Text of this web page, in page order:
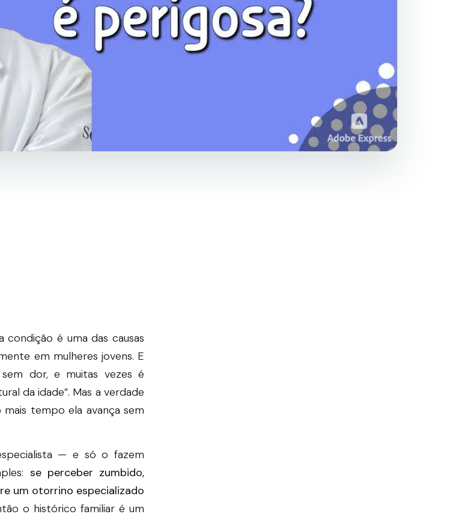
é uma das causas
em mulheres jovens. E
dor, e muitas vezes é
da idade”. Mas a verdade
mais tempo ela avança sem
— e só o fazem
se perceber zumbido,
um otorrino especializado
o histórico familiar é um